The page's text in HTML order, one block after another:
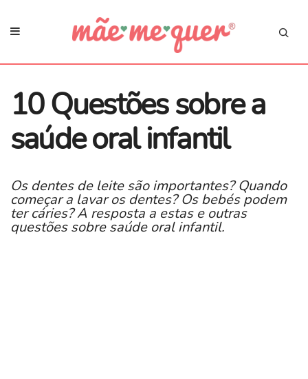
10 Questões sobre a
saúde oral infantil
Os dentes de leite são importantes? Quando
começar a lavar os dentes? Os bebés podem
ter cáries? A resposta a estas e outras
questões sobre saúde oral infantil.